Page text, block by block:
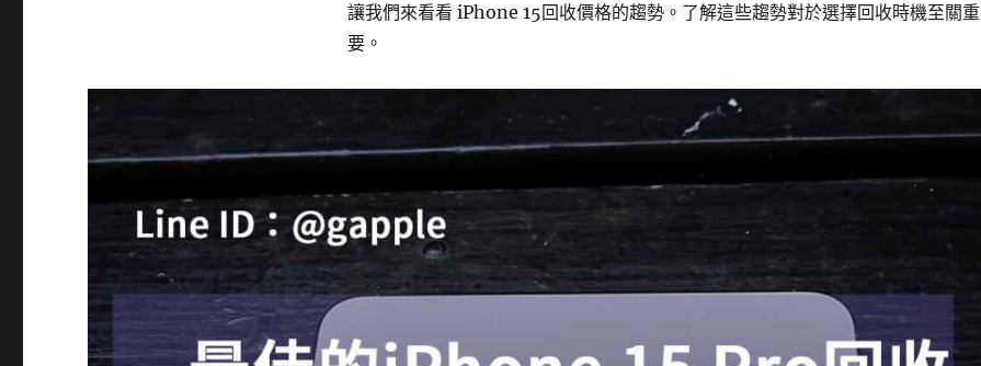
讓我們來看看 iPhone 15回收價格的趨勢。了解這些趨勢對於選擇回收時機至關重
要。